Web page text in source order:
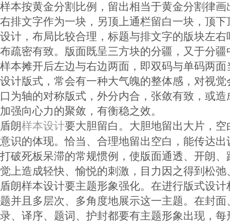
样本按黄金分割比例，留出相当于黄金分割律
右排文字作为一块，另顶上通栏留白一块，顶
设计，布局比较合理，标题与排文字的版块左
布疏密有致。版面既呈三方块的分疆，又于分
样本摊开后左边与右边两面，即双码与单码两
设计版式，常会有一种大气魄的整体感，对视
口为轴的对称版式，外分内合，张敛有致，或
加强向心力的聚敛，有衡稳之效。
盾朗样本设计要大胆留白。大胆地留出大片，
意识的体现。恰当、合理地留出空白，能传达
打破死板呆滞的常规惯例，使版面通透、开朗
觉上造成轻快、愉悦的刺激，目力因之得到松弛
盾朗样本设计要主题形象强化。在进行版式设
题并且多层次、多角度地展示这一主题。在封
录、译序、题词、护封都要有主题形象出现，